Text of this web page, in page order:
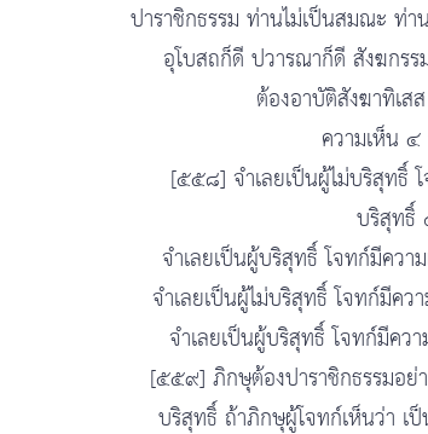
ปาราชิกธรรม ท่านไม่เป็นสมณะ ท่า
อุโบสถก็ดี ปวารณาก็ดี สังฆกร
ต้องอาบัติสังฆาทิเ
ความเห็น ๔
[๕๕๘] จำเลยเป็นผู้ไม่บริสุทธิ์
บริสุทธิ์
จำเลยเป็นผู้บริสุทธิ์ โจทก์มีคว
จำเลยเป็นผู้ไม่บริสุทธิ์ โจทก์มีค
จำเลยเป็นผู้บริสุทธิ์ โจทก์มีคว
[๕๕๙] ภิกษุต้องปาราชิกธรรมอย่
บริสุทธิ์ ถ้าภิกษุผู้โจทก์เห็นว่า เ